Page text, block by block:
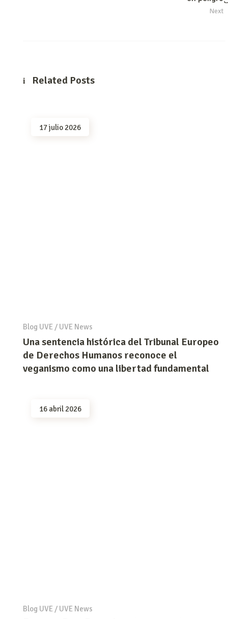
Next
Related Posts
17 julio 2026
Blog UVE/ UVE News
Una sentencia histórica del Tribunal Europeo
de Derechos Humanos reconoce el
veganismo como una libertad fundamental
16 abril 2026
Blog UVE / UVE News